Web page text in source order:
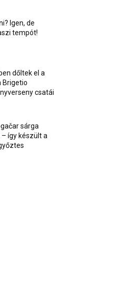
Igen, de
tempót!
dőltek el a
Brigetio
csatái
sárga
– így készült a